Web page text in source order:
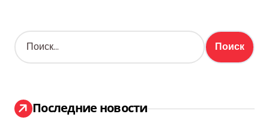
Н
а
:
Последние новости